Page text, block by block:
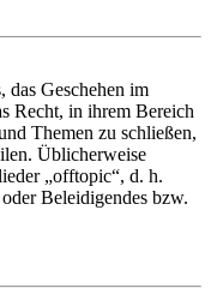
das Geschehen im
Recht, in ihrem Bereich
Themen zu schließen,
Üblicherweise
„offtopic“, d. h.
Beleidigendes bzw.